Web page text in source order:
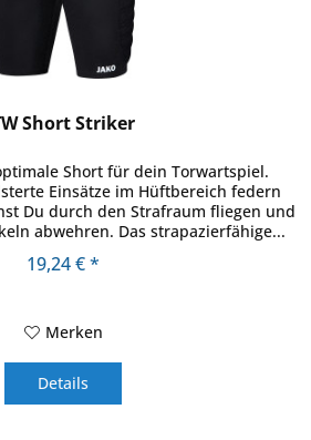
Short Striker
Short für dein Torwartspiel.
Einsätze im Hüftbereich federn
Du durch den Strafraum fliegen und
abwehren. Das strapazierfähige...
19,24 € *
Merken
Details